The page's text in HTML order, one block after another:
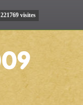
221769 visites